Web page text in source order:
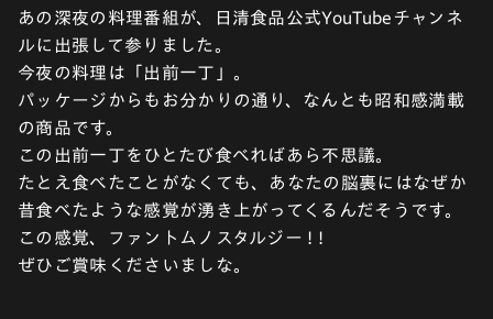
あの深夜の料理番組が、日清食品公式YouTubeチャンネ
ルに出張して参りました。
今夜の料理は「出前一丁」。
パッケージからもお分かりの通り、なんとも昭和感満載
の商品です。
この出前一丁をひとたび食べればあら不思議。
たとえ食べたことがなくても、あなたの脳裏にはなぜか
昔食べたような感覚が湧き上がってくるんだそうです。
この感覚、ファントムノスタルジー ! !
ぜひご賞味くださいましな。